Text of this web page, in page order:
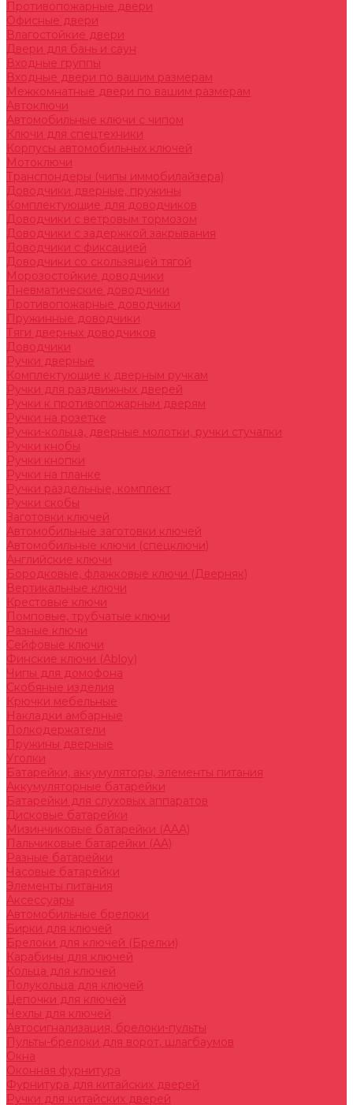
Противопожарные двери
Офисные двери
Влагостойкие двери
Двери для бань и саун
Входные группы
Входные двери по вашим размерам
Межкомнатные двери по вашим размерам
Автоключи
Автомобильные ключи с чипом
Ключи для спецтехники
Корпусы автомобильных ключей
Мотоключи
Транспондеры (чипы иммобилайзера)
Доводчики дверные, пружины
Комплектующие для доводчиков
Доводчики с ветровым тормозом
Доводчики с задержкой закрывания
Доводчики с фиксацией
Доводчики со скользящей тягой
Морозостойкие доводчики
Пневматические доводчики
Противопожарные доводчики
Пружинные доводчики
Тяги дверных доводчиков
Доводчики
Ручки дверные
Комплектующие к дверным ручкам
Ручки для раздвижных дверей
Ручки к противопожарным дверям
Ручки на розетке
Ручки-кольца, дверные молотки, ручки стучалки
Ручки кнобы
Ручки кнопки
Ручки на планке
Ручки раздельные, комплект
Ручки скобы
Заготовки ключей
Автомобильные заготовки ключей
Автомобильные ключи (спецключи)
Английские ключи
Бородковые, флажковые ключи (Дверняк)
Вертикальные ключи
Крестовые ключи
Помповые, трубчатые ключи
Разные ключи
Сейфовые ключи
Финские ключи (Abloy)
Чипы для домофона
Скобяные изделия
Крючки мебельные
Накладки амбарные
Полкодержатели
Пружины дверные
Уголки
Батарейки, аккумуляторы, элементы питания
Аккумуляторные батарейки
Батарейки для слуховых аппаратов
Дисковые батарейки
Мизинчиковые батарейки (AAA)
Пальчиковые батарейки (AA)
Разные батарейки
Часовые батарейки
Элементы питания
Аксессуары
Автомобильные брелоки
Бирки для ключей
Брелоки для ключей (Брелки)
Карабины для ключей
Кольца для ключей
Полукольца для ключей
Цепочки для ключей
Чехлы для ключей
Автосигнализация, брелоки-пульты
Пульты-брелоки для ворот, шлагбаумов
Окна
Оконная фурнитура
Фурнитура для китайских дверей
Ручки для китайских дверей